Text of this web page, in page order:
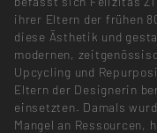
ihrer Eltern der frühen
diese Ästhetik und
modernen,
Upcycling und
Eltern der Designerin
einsetzten. Damals
Mangel an Ressourcen,